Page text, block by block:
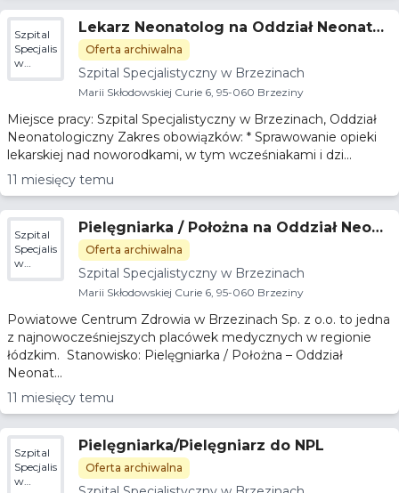
Szpital
Specjalistyczny
w
Brzezinach
Lekarz Neonatolog na Oddział Neonatol
ogiczny
Oferta archiwalna
Szpital Specjalistyczny w Brzezinach
Marii Skłodowskiej Curie 6, 95-060 Brzeziny
Miejsce pracy: Szpital Specjalistyczny w Brzezinach, Oddział
Neonatologiczny Zakres obowiązków: * Sprawowanie opieki
lekarskiej nad noworodkami, w tym wcześniakami i dzi...
11 miesięcy temu
Szpital
Specjalistyczny
w
Brzezinach
Pielęgniarka / Położna na Oddział Neona
tologiczny
Oferta archiwalna
Szpital Specjalistyczny w Brzezinach
Marii Skłodowskiej Curie 6, 95-060 Brzeziny
Powiatowe Centrum Zdrowia w Brzezinach Sp. z o.o. to jedna
z najnowocześniejszych placówek medycznych w regionie
łódzkim. Stanowisko: Pielęgniarka / Położna – Oddział
Neonat...
11 miesięcy temu
Szpital
Specjalistyczny
w
Pielęgniarka/Pielęgniarz do NPL
Oferta archiwalna